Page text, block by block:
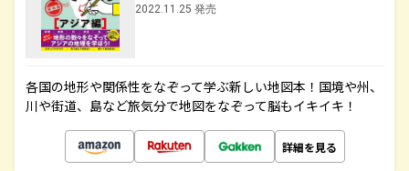
2022.11.25 発売
各国の地形や関係性をなぞって学ぶ新しい地図本！国境や州、
川や街道、島など旅気分で地図をなぞって脳もイキイキ！
詳細を見る